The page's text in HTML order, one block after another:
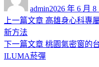
admin佈
日
2026 年 6 月 8
文
章
導
上一篇文章 上
篇
文
高雄身心科專
新方法
下一篇文章 下
一
桃園氣密窗的
ILUMA菸彈